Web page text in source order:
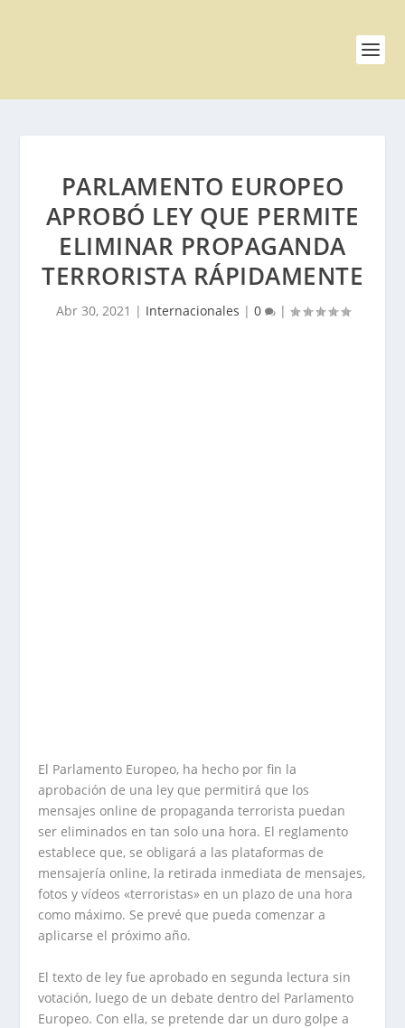
PARLAMENTO EUROPEO
APROBÓ LEY QUE PERMITE
ELIMINAR PROPAGANDA
TERRORISTA RÁPIDAMENTE
Abr 30, 2021 | Internacionales | 0 |
El Parlamento Europeo, ha hecho por fin la
aprobación de una ley que permitirá que los
mensajes online de propaganda terrorista puedan
ser eliminados en tan solo una hora. El reglamento
establece que, se obligará a las plataformas de
mensajería online, la retirada inmediata de mensajes,
fotos y vídeos «terroristas» en un plazo de una hora
como máximo. Se prevé que pueda comenzar a
aplicarse el próximo año.
El texto de ley fue aprobado en segunda lectura sin
votación, luego de un debate dentro del Parlamento
Europeo. Con ella, se pretende dar un duro golpe a